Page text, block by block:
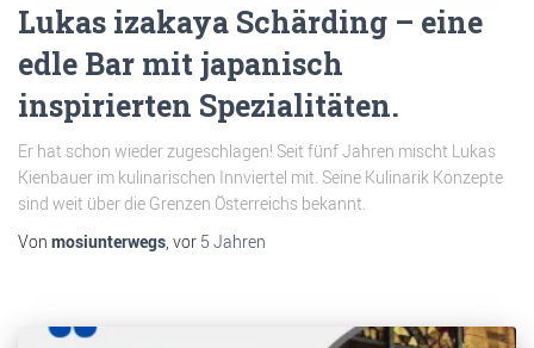
Lukas izakaya Schärding – eine
edle Bar mit japanisch
inspirierten Spezialitäten.
Er hat schon wieder zugeschlagen! Seit fünf Jahren mischt Lukas
Kienbauer im kulinarischen Innviertel mit. Seine Kulinarik Konzepte
sind weit über die Grenzen Österreichs bekannt.
Von mosiunterwegs , vor 5 Jahren